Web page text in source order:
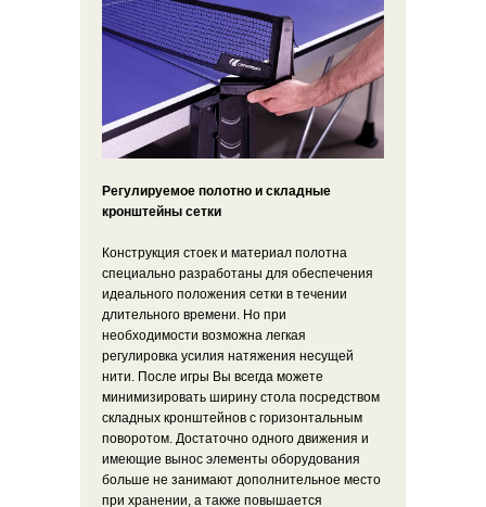
Регулируемое полотно и складные
кронштейны сетки
Конструкция стоек и материал полотна
специально разработаны для обеспечения
идеального положения сетки в течении
длительного времени. Но при
необходимости возможна легкая
регулировка усилия натяжения несущей
нити. После игры Вы всегда можете
минимизировать ширину стола посредством
складных кронштейнов с горизонтальным
поворотом. Достаточно одного движения и
имеющие вынос элементы оборудования
больше не занимают дополнительное место
при хранении, а также повышается